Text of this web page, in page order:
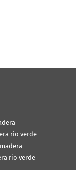
rio verde
rio verde